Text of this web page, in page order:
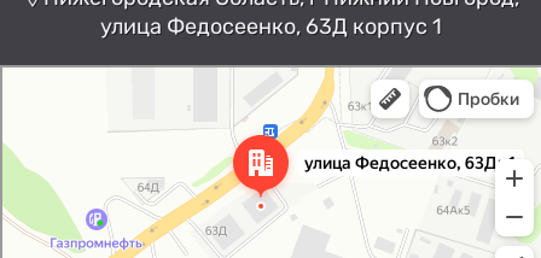
улица Федосеенко, 63Д корпус 1
Нижний Новгород
Улица Федосеенко, 63Дк1 —
Яндекс Карты